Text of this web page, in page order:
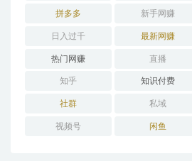
拼多多 新手网赚
日入过千 最新网赚
热门网赚 直播
知乎 知识付费
社群 私域
视频号 闲鱼